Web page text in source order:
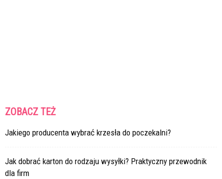
ZOBACZ TEŻ
Jakiego producenta wybrać krzesła do poczekalni?
Jak dobrać karton do rodzaju wysyłki? Praktyczny przewodnik
dla firm